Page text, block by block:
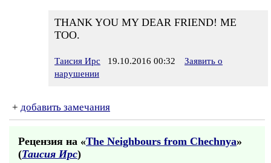
THANK YOU MY DEAR FRIEND! ME
TOO.
Таисия Ирс 19.10.2016 00:32
Заявить о
нарушении
+ добавить замечания
Рецензия на «The Neighbours from Chechnya»
(Таисия Ирс)